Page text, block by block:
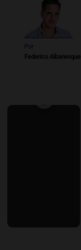
Por
Federico Albarenque